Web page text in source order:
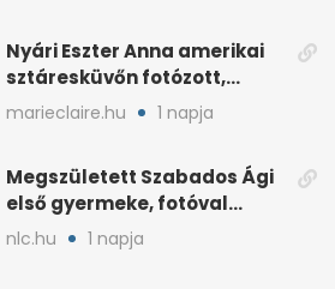
Nyári Eszter Anna amerikai
sztáresküvőn fotózott,
kisbabája után pár
marieclaire.hu 1 napja
Megszületett Szabados Ági
első gyermeke, fotóval
jelentette be
nlc.hu 1 napja